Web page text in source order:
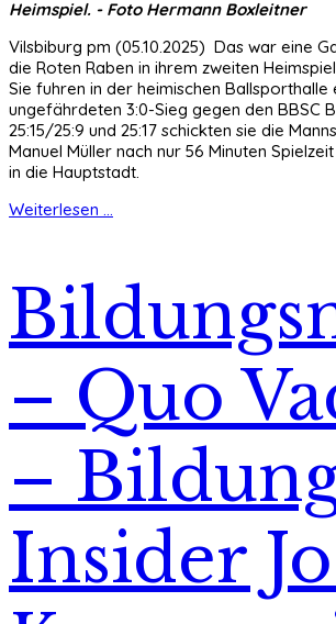
Heimspiel. - Foto Hermann Boxleitner
Vilsbiburg pm (05.10.2025) Das war eine
die Roten Raben in ihrem zweiten
Sie fuhren in der heimischen Ballsporthalle
ungefährdeten 3:0-Sieg gegen den BBSC
25:15/25:9 und 25:17 schickten sie die
Manuel Müller nach nur 56 Minuten
in die Hauptstadt.
Weiterlesen ...
– Quo
–
Insider